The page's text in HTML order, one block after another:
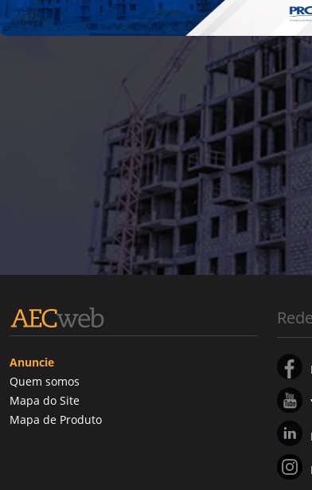
Anuncie
Quem somos
Mapa do Site
Mapa de Produto